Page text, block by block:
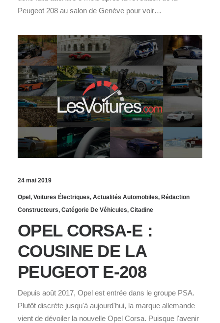
Peugeot 208 au salon de Genève pour voir…
24 mai 2019
Opel, Voitures Électriques, Actualités Automobiles, Rédaction
Constructeurs, Catégorie De Véhicules, Citadine
OPEL CORSA-E :
COUSINE DE LA
PEUGEOT E-208
Depuis août 2017, Opel est entrée dans le groupe PSA.
Plutôt discrète jusqu'à aujourd'hui, la marque allemande
vient de dévoiler la nouvelle Opel Corsa. Puisque l'avenir